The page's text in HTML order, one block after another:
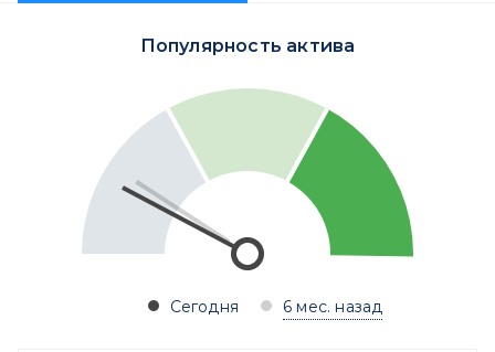
Популярность актива
Сегодня 6 мес. назад